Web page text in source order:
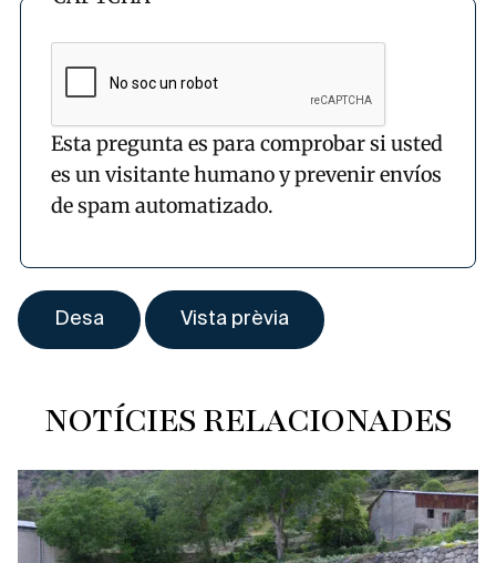
Esta pregunta es para comprobar si usted
es un visitante humano y prevenir envíos
de spam automatizado.
NOTÍCIES RELACIONADES